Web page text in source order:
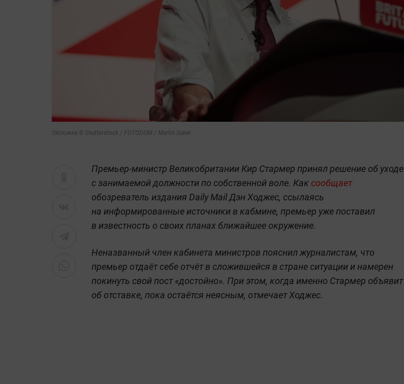
Обложка © Shutterstock / FOTODOM / Martin Suker
Премьер-министр Великобритании Кир Стармер принял решение об уходе
с занимаемой должности по собственной воле. Как сообщает
обозреватель издания Daily Mail Дэн Ходжес, ссылаясь
на информированные источники в кабмине, премьер уже поставил
в известность о своих планах ближайшее окружение.
Неназванный член кабинета министров пояснил журналистам, что
премьер отдаёт себе отчёт в сложившейся в стране ситуации и намерен
покинуть свой пост «достойно». При этом, когда именно Стармер объявит
об отставке, пока остаётся неясным, отмечает Ходжес.